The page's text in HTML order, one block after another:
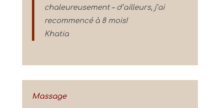
chaleureusement – d’ailleurs, j’ai
recommencé à 8 mois!
Khatia
Massage